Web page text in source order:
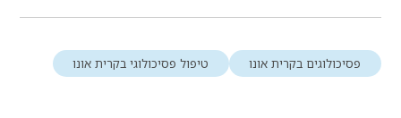
פסיכולוגים בקרית אונו טיפול פסיכולוגי בקרית אונו